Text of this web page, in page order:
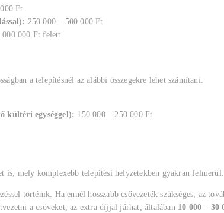
Ft
250 000 – 500 000 Ft
000 000 Ft felett
a telepítésnél az alábbi összegekre lehet számítani:
kültéri egységgel): 150 000 – 250 000 Ft
is, mely komplexebb telepítési helyzetekben gyakran felmerül.
történik. Ha ennél hosszabb csővezeték szükséges, az
a csöveket, az extra díjjal járhat, általában 10 000 –